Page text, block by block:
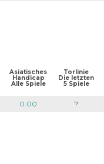
Asiatisches
Handicap
Alle Spiele
Torlinie
Die letzten
5 Spiele
0.00 ?